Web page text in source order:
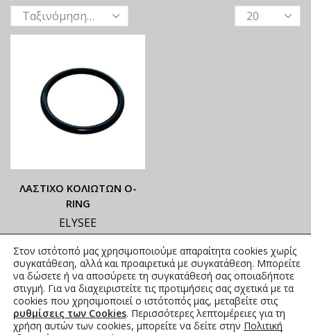
ΛΑΣΤΙΧΟ ΚΟΛΙΩΤΩΝ Ο-
RING
ELYSEE
ΑΝΑΓΡΑΦΟΝΤΑΙ ΣΤΟ
ΑΝΗΡΤΗΜΕΝΟ PDF
0,35€ –3,56€ συμπ. Φ.Π.Α.
Στον ιστότοπό μας χρησιμοποιούμε απαραίτητα cookies χωρίς
συγκατάθεση, αλλά και προαιρετικά με συγκατάθεση. Μπορείτε
να δώσετε ή να αποσύρετε τη συγκατάθεσή σας οποιαδήποτε
στιγμή. Για να διαχειριστείτε τις προτιμήσεις σας σχετικά με τα
cookies που χρησιμοποιεί ο ιστότοπός μας, μεταβείτε στις
ρυθμίσεις των Cookies. Περισσότερες λεπτομέρειες για τη
χρήση αυτών των cookies, μπορείτε να δείτε στην Πολιτική